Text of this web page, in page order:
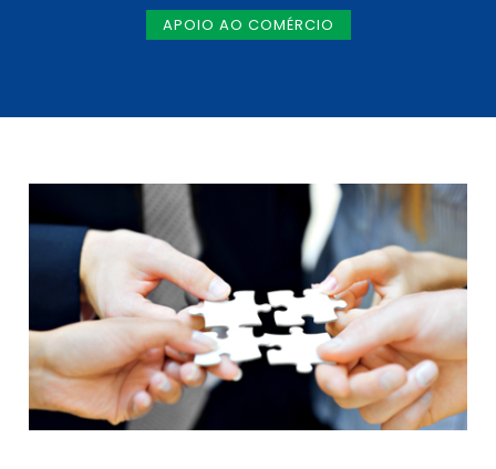
APOIO AO COMÉRCIO